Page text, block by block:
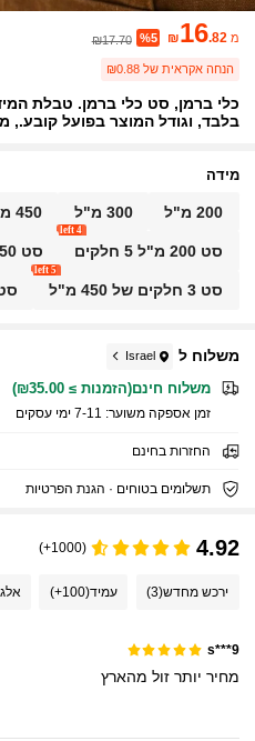
מ ₪16.82
%5
₪17.70
הנחה אקראית של ₪0.88
כלי ברמן, סט כלי ברמן. טבלת
בלבד, וגודל המוצר בפועל קובע.,
מידה
200 מ"ל 300 מ"ל 450 מ"ל
סט 200 מ"ל 5 חלקים
4 left
סט 650 מ"ל
סט 3 חלקים של 450 מ"ל
5 left
סט 3 חלקים
משלוח ל Israel
משלוח חינם(הזמנות ≥ ₪35.00)
זמן אספקה ​​משוער: 7-11 ימי עסקים
החזרות בחינם
תשלומים בטוחים · הגנת הפרטיות
4.92
(1000+)
ירכש מחדש(3) עמיד(100+)
s***9
מחיר יותרזול מהארץ